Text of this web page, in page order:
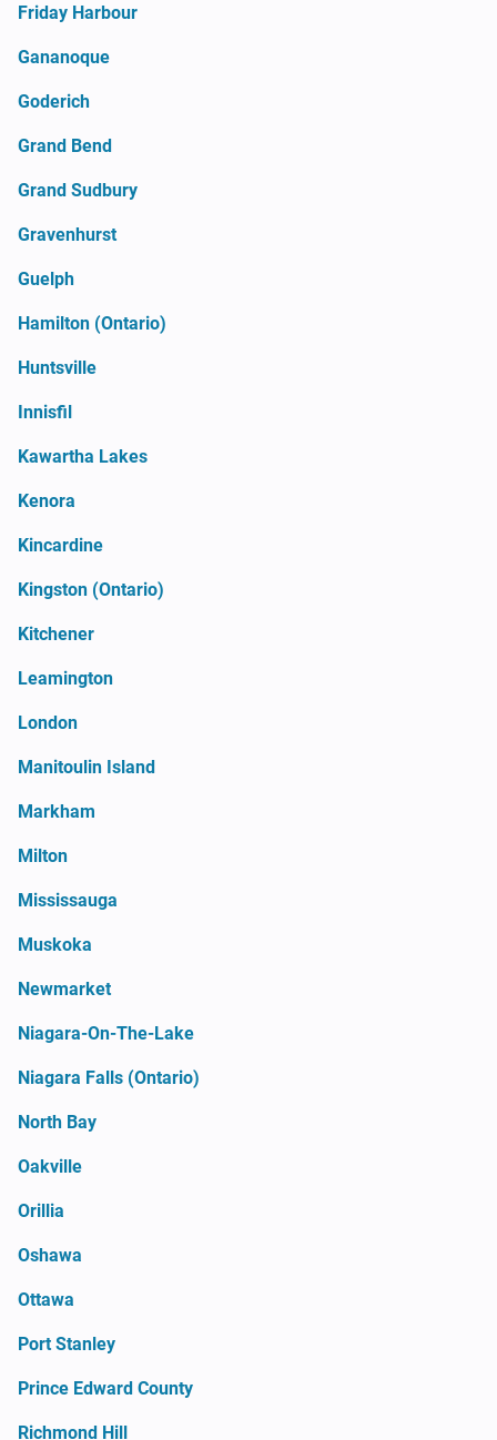
Friday Harbour
Gananoque
Goderich
Grand Bend
Grand Sudbury
Gravenhurst
Guelph
Hamilton (Ontario)
Huntsville
Innisfil
Kawartha Lakes
Kenora
Kincardine
Kingston (Ontario)
Kitchener
Leamington
London
Manitoulin Island
Markham
Milton
Mississauga
Muskoka
Newmarket
Niagara-On-The-Lake
Niagara Falls (Ontario)
North Bay
Oakville
Orillia
Oshawa
Ottawa
Port Stanley
Prince Edward County
Richmond Hill